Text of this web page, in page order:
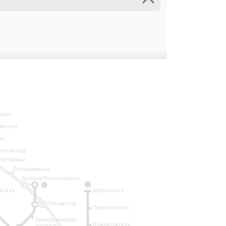
1
Локомотив
сад
Белокаменная
Щёлковская
Первомайская
Измайловская
Бульвар Рокоссовского
Преображенская